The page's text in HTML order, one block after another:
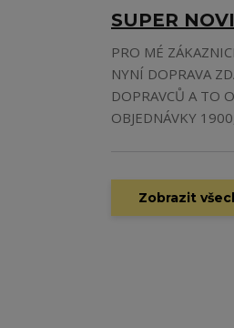
SUPER
PRO MÉ
NYNÍ DOPRAVA
DOPRAVCŮ A TO
OBJEDNÁVKY
Zobrazit